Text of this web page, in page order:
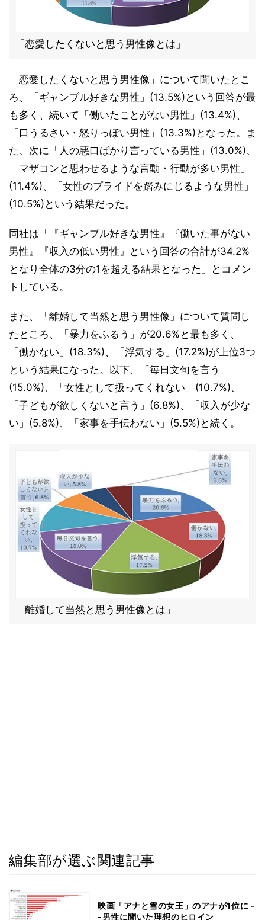
「恋愛したくないと思う男性像とは」
「恋愛したくないと思う男性像」について聞いたとこ
ろ、「ギャンブル好きな男性」(13.5%)という回答が最
も多く、続いて「働いたことがない男性」(13.4%)、
「口うるさい・怒りっぽい男性」(13.3%)となった。ま
た、次に「人の悪口ばかり言っている男性」(13.0%)、
「マザコンと思わせるような言動・行動が多い男性」
(11.4%)、「女性のプライドを踏みにじるような男性」
(10.5%)という結果だった。
同社は「『ギャンブル好きな男性』『働いた事がない
男性』『収入の低い男性』という回答の合計が34.2%
となり全体の3分の1を超える結果となった」とコメン
トしている。
また、「離婚して当然と思う男性像」について質問し
たところ、「暴力をふるう」が20.6%と最も多く、
「働かない」(18.3%)、「浮気する」(17.2%)が上位3つ
という結果になった。以下、「毎日文句を言う」
(15.0%)、「女性として扱ってくれない」(10.7%)、
「子どもが欲しくないと言う」(6.8%)、「収入が少な
い」(5.8%)、「家事を手伝わない」(5.5%)と続く。
「離婚して当然と思う男性像とは」
編集部が選ぶ関連記事
映画「アナと雪の女王」のアナが1位に -
-男性に聞いた理想のヒロイン